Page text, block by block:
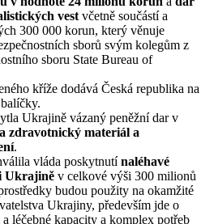
vest včetně součástí a
300 000 korun, který věnuje
sborů svým kolegům z
sboru State Bureau of
kříže dodává Česká republika na
Ukrajině vázaný peněžní dar v
zdravotnický materiál a
.
vláda poskytnutínaléhavé
Ukrajině v celkové výši 300 milionů
budou použity na okamžité
Ukrajiny, především jde o
léčebné kapacity a komplex potřeb